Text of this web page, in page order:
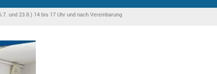
und 23.8.) 14 bis 17 Uhr und nach Vereinbarung